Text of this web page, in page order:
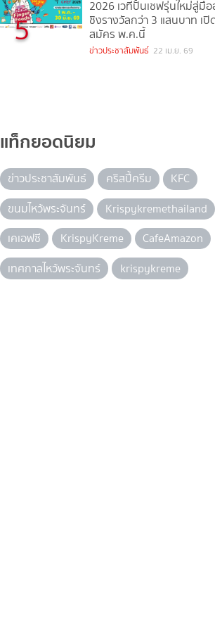
5
2026 เวทีปั้นเชฟรุ่นใหม่สู่มื
ชิงรางวัลกว่า 3 แสนบาท เปิ
สมัคร พ.ค.นี้
ข่าวประชาสัมพันธ์ 22 เม.ย. 69
แท็กยอดนิยม
ข่าวประชาสัมพันธ์ คริสปี้ครีม
KFC
ขนมไหว้พระจันทร์
Krispykremethailand
เคเอฟซี
KrispyKreme
CafeAmazon
เทศกาลไหว้พระจันทร์
krispykreme